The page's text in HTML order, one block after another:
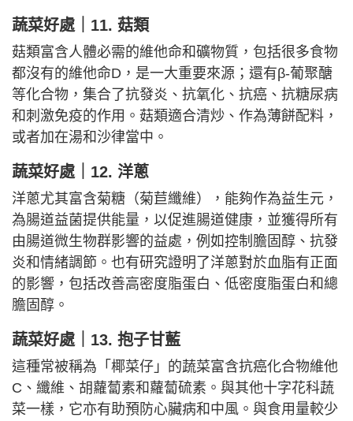
蔬菜好處｜ 11. 菇類
菇類富含人體必需的維他命和礦物質，包括很多食物
都沒有的維他命D，是一大重要來源；還有β-葡聚醣
等化合物，集合了抗發炎、抗氧化、抗癌、抗糖尿病
和刺激免疫的作用。菇類適合清炒、作為薄餅配料，
或者加在湯和沙律當中。
蔬菜好處｜ 12. 洋蔥
洋蔥尤其富含菊糖（菊苣纖維），能夠作為益生元，
為腸道益菌提供能量，以促進腸道健康，並獲得所有
由腸道微生物群影響的益處，例如控制膽固醇、抗發
炎和情緒調節。也有研究證明了洋蔥對於血脂有正面
的影響，包括改善高密度脂蛋白、低密度脂蛋白和總
膽固醇。
蔬菜好處｜ 13. 抱子甘藍
這種常被稱為「椰菜仔」的蔬菜富含抗癌化合物維他
C、纖維、胡蘿蔔素和蘿蔔硫素。與其他十字花科蔬
菜一樣，它亦有助預防心臟病和中風。與食用量較少